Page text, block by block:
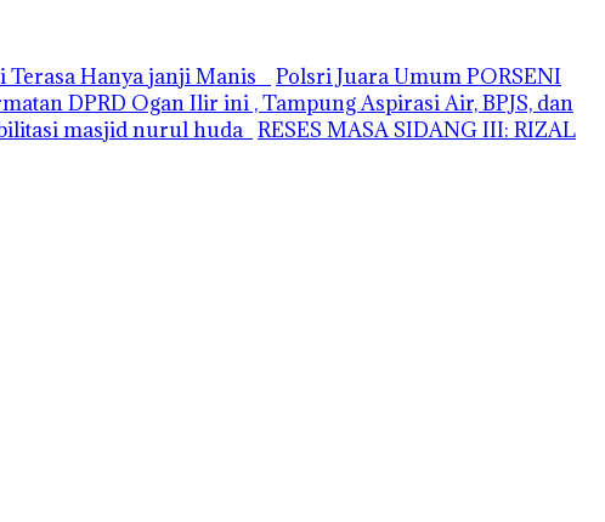
Terasa Hanya janji Manis
Polsri Juara Umum PORSENI
DPRD Ogan Ilir ini , Tampung Aspirasi Air, BPJS, dan
masjid nurul huda RESES MASA SIDANG III: RIZAL